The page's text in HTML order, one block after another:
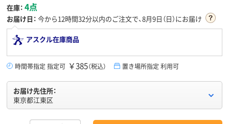
在庫： 4点
お届け日： 今から12時間32分以内のご注文で、8月9日（日）にお届け
アスクル在庫商品
時間帯指定 指定可 ￥385（税込） 置き場所指定 利用可
お届け先住所：
東京都江東区